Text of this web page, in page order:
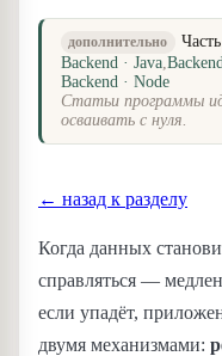
дополнительно
Backend · Java,
Backend · Node
Статьи программы
осваивать с нуля.
← назад к разделу
Когда данных
справляться —
если упадёт,
двумя механизмами: